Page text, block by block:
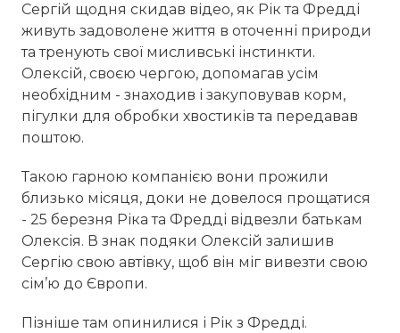
Сергій щодня скидав відео, як Рік та Фредді
живуть задоволене життя в оточенні природи
та тренують свої мисливські інстинкти.
Олексій, своєю чергою, допомагав усім
необхідним - знаходив і закуповував корм,
пігулки для обробки хвостиків та передавав
поштою.
Такою гарною компанією вони прожили
близько місяця, доки не довелося прощатися
- 25 березня Ріка та Фредді відвезли батькам
Олексія. В знак подяки Олексій залишив
Сергію свою автівку, щоб він міг вивезти свою
сім’ю до Європи.
Пізніше там опинилися і Рік з Фредді.